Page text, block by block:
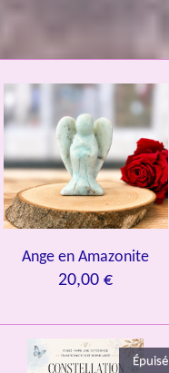
Ange en Amazonite
20,00 €
Épuisé